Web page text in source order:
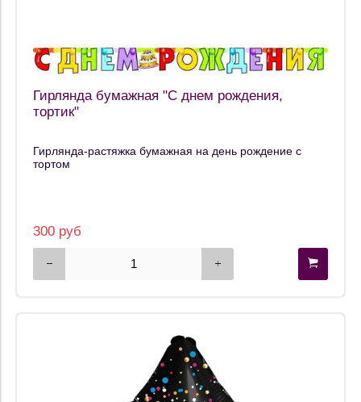
Гирлянда бумажная "С днем рождения,
тортик"
Гирлянда-растяжка бумажная на день рождение с
тортом
300 руб